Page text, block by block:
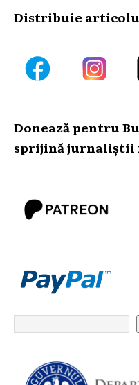
Distribuie
Donează pentru
sprijină jurnaliștii